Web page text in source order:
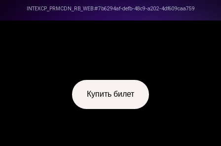
Купить билет